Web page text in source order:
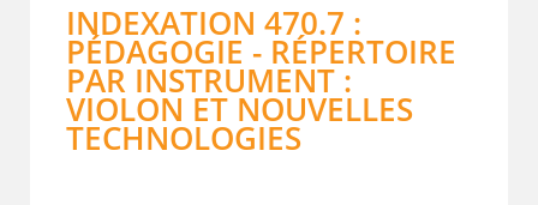
INDEXATION 470.7 :
PÉDAGOGIE - RÉPERTOIRE
PAR INSTRUMENT :
VIOLON ET NOUVELLES
TECHNOLOGIES